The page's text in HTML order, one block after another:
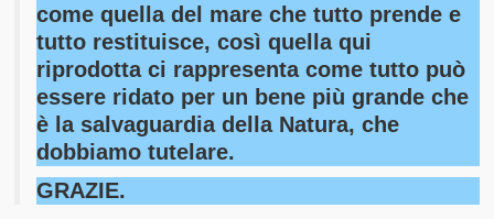
come quella del mare che tutto prende e
tutto restituisce, così quella qui
riprodotta ci rappresenta come tutto può
essere ridato per un bene più grande che
è la salvaguardia della Natura, che
dobbiamo tutelare.
GRAZIE.